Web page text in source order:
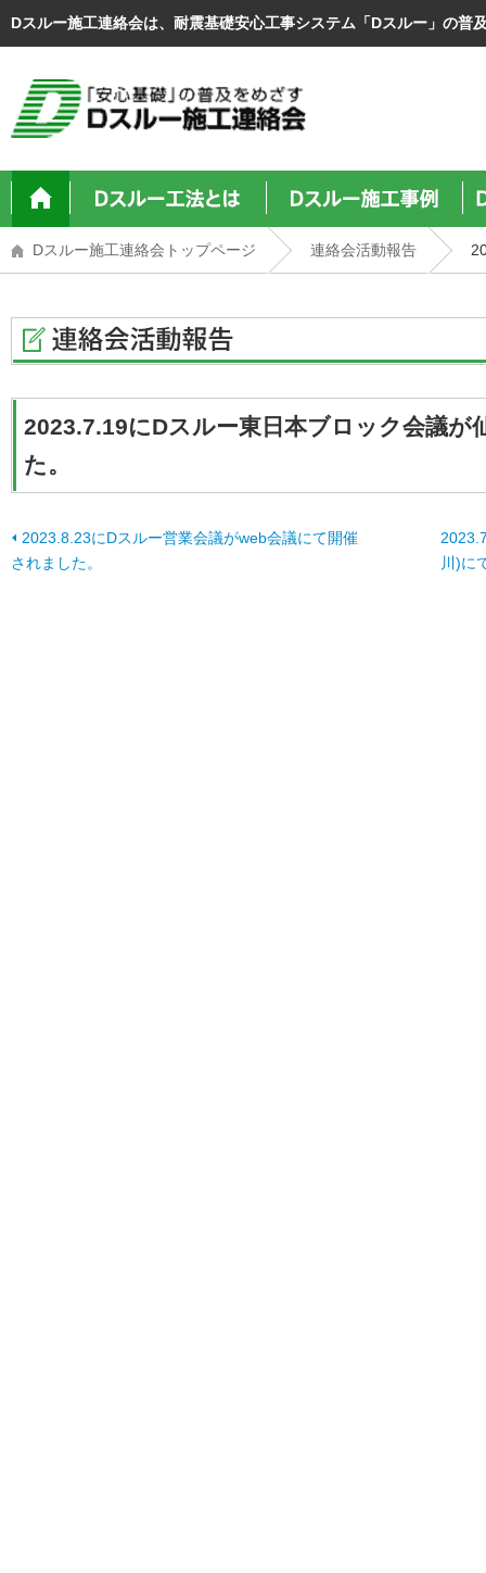
Dスルー施工連絡会は、耐震基礎安心工事システム「Dスルー」の普
Dスルー施工連絡会トップページ 連絡会活動報告
2023.7.19にDスルー東日本ブロック会議が
た。
川)に
2023.8.23にDスルー営業会議がweb会議にて開催
されました。